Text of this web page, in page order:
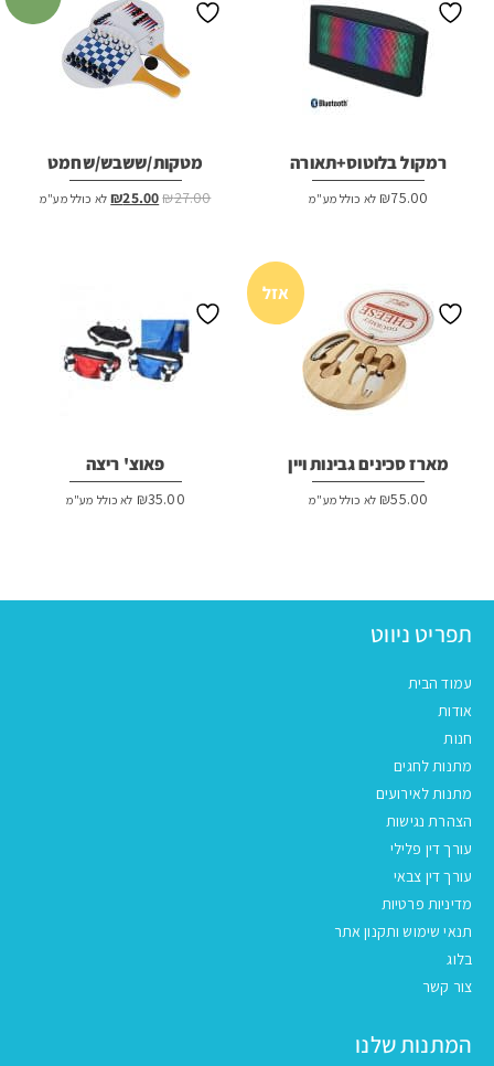
רמקול בלוטוס+תאורה
₪75.00 לא כולל מע"מ
מטקות/ששבש/שחמט
₪27.00
המחיר₪25.00 המחיר
לא כולל מע"מ
אזל
מארז סכינים גבינות ויין
₪55.00 לא כולל מע"מ
פאוצ' ריצה
₪35.00 לא כולל מע"מ
תפריט ניווט
עמוד הבית
אודות
חנות
מתנות לחגים
מתנות לאירועים
הצהרת נגישות
עורך דין פלילי
עורך דין צבאי
מדיניות פרטיות
תנאי שימוש ותקנון אתר
בלוג
צור קשר
המתנות שלנו